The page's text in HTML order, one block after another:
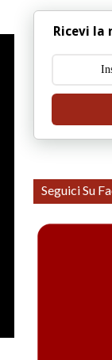
Ricevi la
Seguici Su